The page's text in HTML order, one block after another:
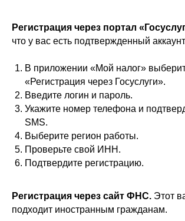
Регистрация через портал
что у вас есть подтвержденный
В приложении «Мой налог»
«Регистрация через Госуслуги».
Введите логин и пароль.
Укажите номер телефона и
SMS.
Выберите регион работы.
Проверьте свой ИНН.
Подтвердите регистрацию.
Регистрация через сайт ФНС. Этот
подходит иностранным гражданам.